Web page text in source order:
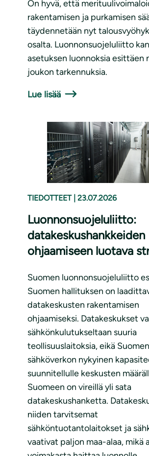
On hyvä, että
rakentamisen ja purkamisen
täydennetään nyt
osalta. Luonnonsuojeluliitto
asetuksen luonnoksia esittäen
joukon tarkennuksia.
Lue lisää
TIEDOTTEET 23.07.2026
Luonnonsuojeluliitto:
datakeskushankkeiden
ohjaamiseen luotava
Suomen luonnonsuojeluliitto
Suomen hallituksen on
datakeskusten rakentamisen
ohjaamiseksi. Datakeskukset
sähkönkulutukseltaan suuria
teollisuuslaitoksia, eikä Suomen
sähköverkon nykyinen
suunnitellulle keskusten
Suomeen on vireillä yli sata
datakeskushanketta.
niiden tarvitsemat
sähköntuotantolaitokset ja
vaativat paljon maa-alaa, mikä